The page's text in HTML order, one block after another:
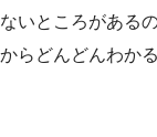
ないところがある
からどんどんわか